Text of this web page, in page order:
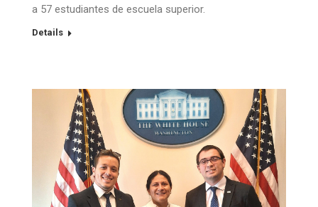
a 57 estudiantes de escuela superior.
Details